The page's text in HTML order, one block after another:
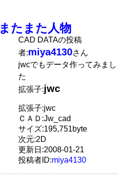
またまた人物
CAD DATAの投稿
者:miya4130さん
jwcでもデータ作ってみまし
た
拡張子:jwc
拡張子:jwc
ＣＡＤ:Jw_cad
サイズ:195,751byte
次元:2D
更新日:2008-01-21
投稿者ID:miya4130